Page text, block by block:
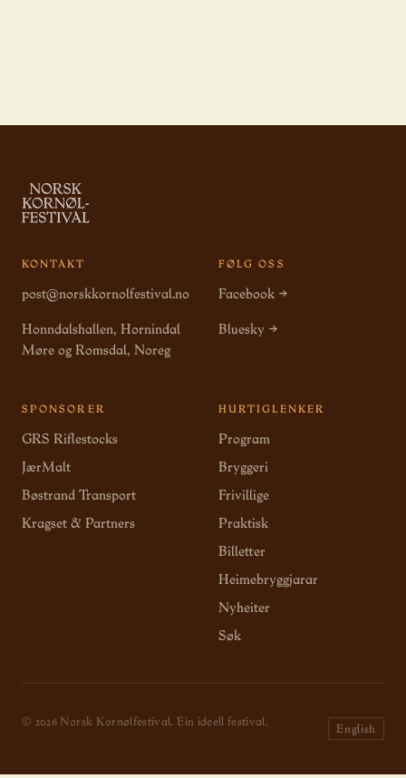
KONTAKT
post@norskkornolfestival.no
Honndalshallen, Hornindal
Møre og Romsdal, Noreg
FØLG OSS
Facebook →
Bluesky →
SPONSORER
GRS Riflestocks
JærMalt
Bøstrand Transport
Kragset & Partners
HURTIGLENKER
Program
Bryggeri
Frivillige
Praktisk
Billetter
Heimebryggjarar
Nyheiter
Søk
© 2026 Norsk Kornølfestival. Ein ideell festival.
English